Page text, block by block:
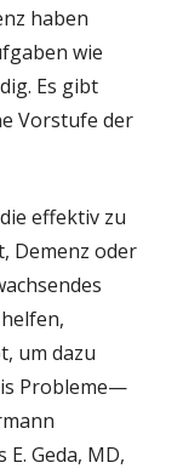
haben
wie
Es gibt
Vorstufe der
effektiv zu
Demenz oder
um dazu
Probleme—
Geda, MD,